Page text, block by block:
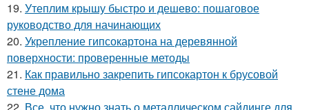
19. Утеплим крышу быстро и дешево: пошаговое
руководство для начинающих
20. Укрепление гипсокартона на деревянной
поверхности: проверенные методы
21. Как правильно закрепить гипсокартон к брусовой
стене дома